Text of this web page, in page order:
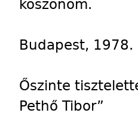
köszönöm.
Budapest,
Őszinte
Pethő Tibor”